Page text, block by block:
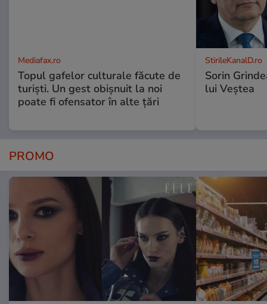
Mediafax.ro
Topul gafelor culturale făcute de
turiști. Un gest obișnuit la noi
poate fi ofensator în alte țări
StirileKanalD.ro
Sorin
lui Veștea
PROMO